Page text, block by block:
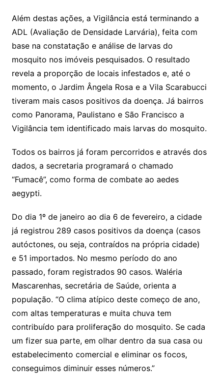
Além destas ações, a Vigilância está terminando a
ADL (Avaliação de Densidade Larvária), feita com
base na constatação e análise de larvas do
mosquito nos imóveis pesquisados. O resultado
revela a proporção de locais infestados e, até o
momento, o Jardim Ângela Rosa e a Vila Scarabucci
tiveram mais casos positivos da doença. Já bairros
como Panorama, Paulistano e São Francisco a
Vigilância tem identificado mais larvas do mosquito.
Todos os bairros já foram percorridos e através dos
dados, a secretaria programará o chamado
“Fumacê”, como forma de combate ao aedes
aegypti.
Do dia 1º de janeiro ao dia 6 de fevereiro, a cidade
já registrou 289 casos positivos da doença (casos
autóctones, ou seja, contraídos na própria cidade)
e 51 importados. No mesmo período do ano
passado, foram registrados 90 casos. Waléria
Mascarenhas, secretária de Saúde, orienta a
população. “O clima atípico deste começo de ano,
com altas temperaturas e muita chuva tem
contribuído para proliferação do mosquito. Se cada
um fizer sua parte, em olhar dentro da sua casa ou
estabelecimento comercial e eliminar os focos,
conseguimos diminuir esses números.”